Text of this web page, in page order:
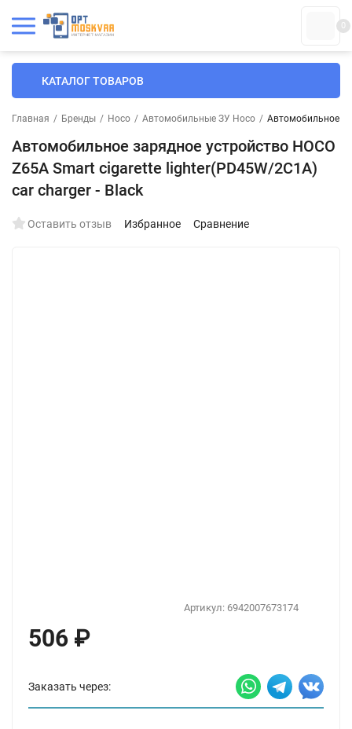
0
КАТАЛОГ ТОВАРОВ
Главная / Бренды / Hoco / Автомобильные ЗУ Hoco / Автомобильное
Автомобильное зарядное устройство HOCO
Z65A Smart cigarette lighter(PD45W/2C1A)
car charger - Black
Оставить отзыв Избранное Сравнение
Артикул: 6942007673174
506 ₽
Заказать через: